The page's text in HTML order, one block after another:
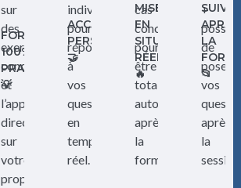
FORMATION
100%
PRATIQUE
💡
sur
des
exercices
concrets
et
l’application
directe
sur
votre
propre
ACCOMPAGNEMENT
PERSONNALISÉ
🤝
individuel
pour
répondre
à
vos
questions
en
temps
réel.
MISES
EN
SITUATION
RÉELLES
🔥
cas
concrets
pour
être
totalement
autonome
après
la
formation.
SUIVI
APRÈS
LA
📂
+
de
poser
vos
après
la